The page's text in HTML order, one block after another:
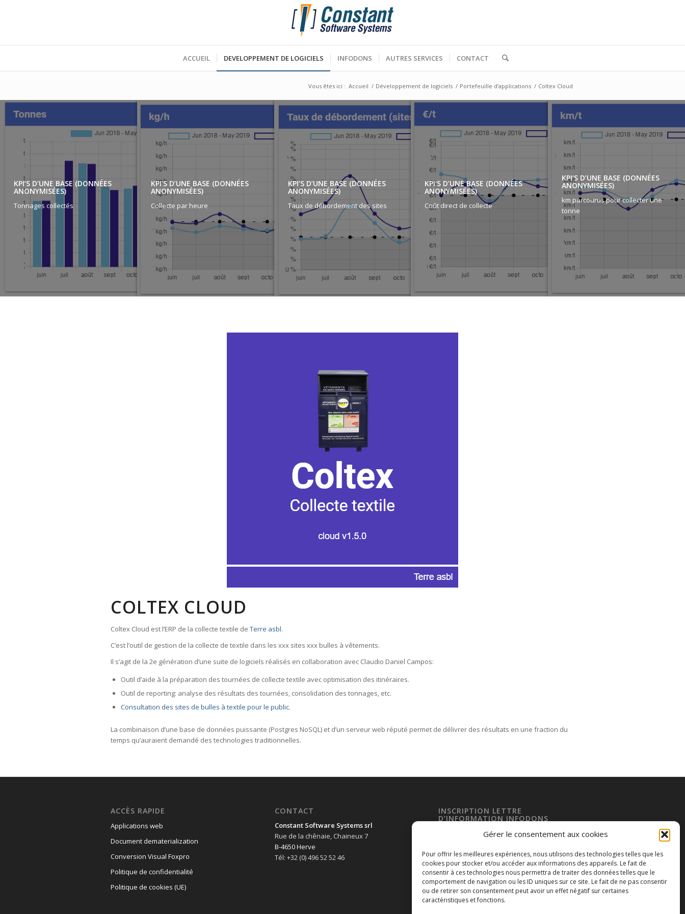
Gérer le consentement aux cookies
Pour offrir les meilleures expériences, nous utilisons des technologies telles que les
cookies pour stocker et/ou accéder aux informations des appareils. Le fait de
consentir à ces technologies nous permettra de traiter des données telles que le
comportement de navigation ou les ID uniques sur ce site. Le fait de ne pas consentir
ou de retirer son consentement peut avoir un effet négatif sur certaines
caractéristiques et fonctions.
ACCUEIL DEVELOPPEMENT DE LOGICIELS INFODONS AUTRES SERVICES CONTACT
Vous êtes ici : Accueil / Développement de logiciels / Portefeuille d’applications / Coltex Cloud
KPI‘S D’UNE BASE (DONNÉES
ANONYMISÉES)
Tonnages collectés
KPI‘S D’UNE BASE (DONNÉES
ANONYMISÉES)
Collecte par heure
KPI‘S D’UNE BASE (DONNÉES
ANONYMISÉES)
Taux de débordement des sites
KPI‘S D’UNE BASE (DONNÉES
ANONYMISÉES)
Coût direct de collecte
KPI‘S D’UNE BASE (DONNÉES
ANONYMISÉES)
km parcourus pour collecter une
tonne
COLTEX CLOUD
Coltex Cloud est l’ERP de la collecte textile de Terre asbl.
C’est l’outil de gestion de la collecte de textile dans les xxx sites xxx bulles à vêtements.
Il s’agit de la 2e génération d’une suite de logiciels réalisés en collaboration avec Claudio Daniel Campos:
Outil d’aide à la préparation des tournées de collecte textile avec optimisation des itinéraires.
Outil de reporting: analyse des résultats des tournées, consolidation des tonnages, etc.
Consultation des sites de bulles à textile pour le public.
La combinaison d’une base de données puissante (Postgres NoSQL) et d’un serveur web réputé permet de délivrer des résultats en une fraction du
temps qu’auraient demandé des technologies traditionnelles.
ACCÈS RAPIDE
Applications web
Document dematerialization
Conversion Visual Foxpro
Politique de confidentialité
Politique de cookies (UE)
CONTACT
Constant Software Systems srl
Rue de la chênaie, Chaineux 7
B-4650 Herve
Tél: +32 (0) 496 52 52 46
INSCRIPTION LETTRE
D’INFORMATION INFODONS
Adresse de messagerie
Envoyer